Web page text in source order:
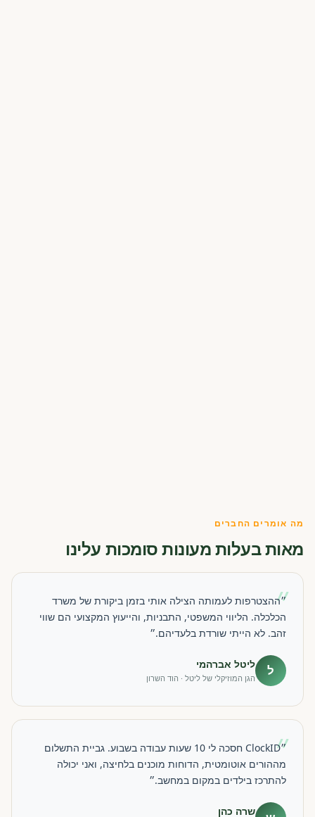
מה אומרים החברים
מאות בעלות מעונות סומכות עלינו
״
״ההצטרפות לעמותה הצילה אותי בזמן ביקורת של משרד
הכלכלה. הליווי המשפטי, התבניות, והייעוץ המקצועי הם שווי
זהב. לא הייתי שורדת בלעדיהם.״
ל ליטל אברהמי
הגן המוזיקלי של ליטל · הוד השרון
״
״ClockID חסכה לי 10 שעות עבודה בשבוע. גביית התשלום
מההורים אוטומטית, הדוחות מוכנים בלחיצה, ואני יכולה
להתרכז בילדים במקום במחשב.״
שרה כהן